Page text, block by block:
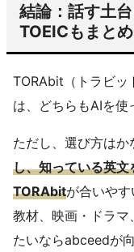
結論：話す土
TOEICもまと
TORAbit（トラビッ
は、どちらもAIを使
ただし、選び方はか
し、知っている英
TORAbitが合いや
教材、映画・ドラマ
たいならabceedが